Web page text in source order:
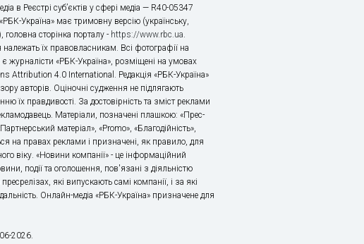
в Реєстрі суб’єктів у сфері медіа — R40-05347
Україна» має тримовну версію (українську,
головна сторінка порталу - https://www.rbc.ua.
їх правовласникам. Всі фотографії на
журналісти «РБК-Україна», розміщені на умовах
Attribution 4.0 International. Редакція «РБК-Україна»
авторів. Оціночні судження не підлягають
їх правдивості. За достовірність та зміст реклами
Матеріали, позначені плашкою: «Прес-
матеріал», «Promo», «Благодійність»,
на правах реклами і призначені, як правило, для
віку. «Новини компанії» - це інформаційний
події та оголошення, пов'язані з діяльністю
які випускають самі компанії, і за які
Онлайн-медіа «РБК-Україна» призначене для
2026.